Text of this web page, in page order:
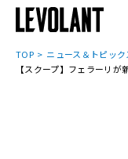
TOP ニュース＆トピック
【スクープ】フェラーリが